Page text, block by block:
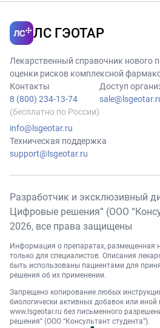
ЛС ГЭОТАР
Лекарственный справочник нового
оценки рисков комплексной
Контакты
8 (800) 234-13-74
(бесплатно по России)
info@lsgeotar.ru
Доступ
Техническая поддержка
support@lsgeotar.ru
Разработчик и эксклюзивный
Цифровые решения” (ООО
2026, все права защищены
Информация о препаратах, размещенная
только для специалистов. Описания
быть использованы пациентами для
решения об их применении.
Запрещено копирование любых
биологически активных добавок или
www.lsgeotar.ru без письменного
решения” (ООО “Консультант студента”).